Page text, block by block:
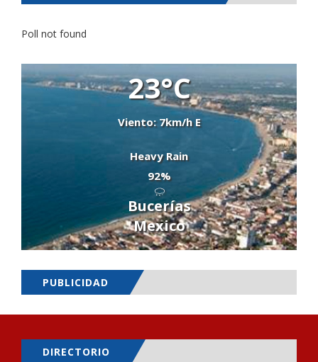
Poll not found
23°C
Viento: 7km/h E
Heavy Rain
92%
Bucerías
Mexico
PUBLICIDAD
DIRECTORIO